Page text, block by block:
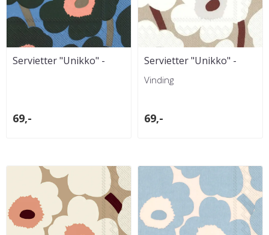
Servietter "Unikko" -
69,-
Servietter "Unikko" -
Hvit/Lin
Vinding
69,-